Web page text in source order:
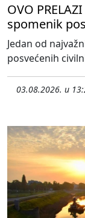
OVO
spomenik
Jedan od
posvećenih
03.08.2026. u